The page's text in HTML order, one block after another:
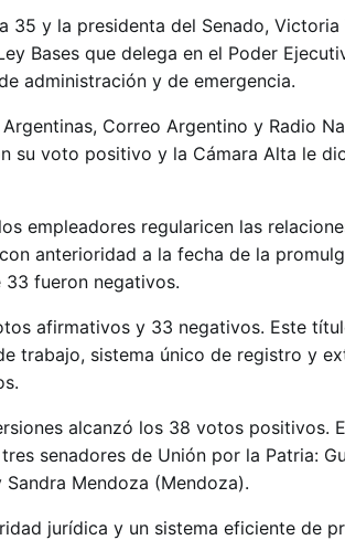
35 y la presidenta del Senado, Victoria
Bases que delega en el Poder
administración y de emergencia.
Correo Argentino y Radio
su voto positivo y la Cámara Alta le
empleadores regularicen las
anterioridad a la fecha de la
33 fueron negativos.
afirmativos y 33 negativos. Este
trabajo, sistema único de registro y
alcanzó los 38 votos positivos.
senadores de Unión por la Patria:
Mendoza (Mendoza).
jurídica y un sistema eficiente de